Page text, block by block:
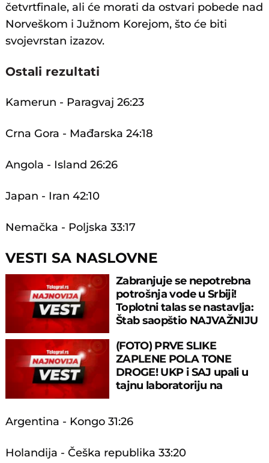
četvrtfinale, ali će morati da ostvari pobede nad
Norveškom i Južnom Korejom, što će biti
svojevrstan izazov.
Ostali rezultati
Kamerun - Paragvaj 26:23
Crna Gora - Mađarska 24:18
Angola - Island 26:26
Japan - Iran 42:10
Nemačka - Poljska 33:17
VESTI SA NASLOVNE
Zabranjuje se nepotrebna
potrošnja vode u Srbiji!
Toplotni talas se nastavlja:
Štab saopštio NAJVAŽNIJU
(FOTO) PRVE SLIKE
ZAPLENE POLA TONE
DROGE! UKP i SAJ upali u
tajnu laboratoriju na
Argentina - Kongo 31:26
Holandija - Češka republika 33:20